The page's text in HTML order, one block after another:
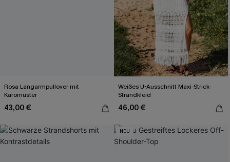
Rosa Langarmpullover mit
Karomuster
43,00 €
Weißes U-Ausschnitt Maxi-Strick-
Strandkleid
46,00 €
NEU